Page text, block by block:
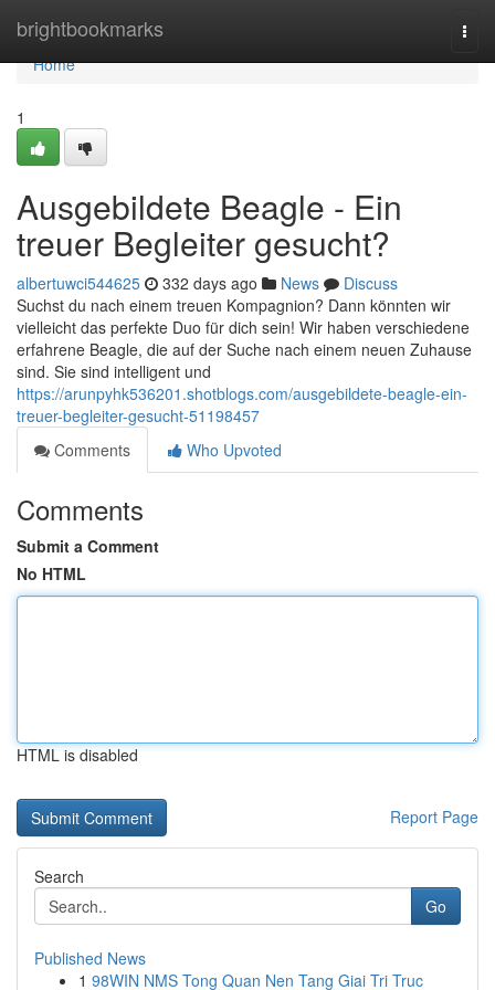
brightbookmarks
Home
Home
1
Ausgebildete Beagle - Ein
treuer Begleiter gesucht?
albertuwci544625 332 days ago News
Discuss
Suchst du nach einem treuen Kompagnion? Dann könnten wir
vielleicht das perfekte Duo für dich sein! Wir haben verschiedene
erfahrene Beagle, die auf der Suche nach einem neuen Zuhause
sind. Sie sind intelligent und
https://arunpyhk536201.shotblogs.com/ausgebildete-beagle-ein-
treuer-begleiter-gesucht-51198457
Comments
Who Upvoted
Comments
Submit a Comment
No HTML
HTML is disabled
Report Page
Search
Go
Published News
1 98WIN NMS Tong Quan Nen Tang Giai Tri Truc